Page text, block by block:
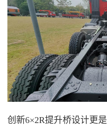
创新6×2R提升桥设计更